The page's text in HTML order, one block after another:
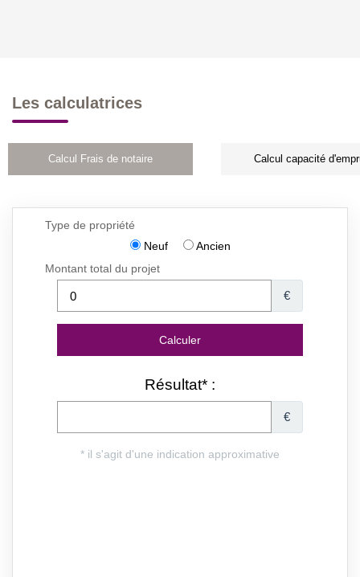
Les calculatrices
Calcul Frais de notaire Calcul capacité